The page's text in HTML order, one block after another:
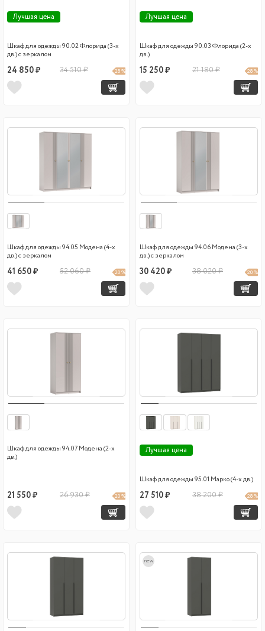
Лучшая цена
Шкаф для одежды 90.02 Флорида (3-х
дв.) с зеркалом
24 850 ₽ 34 510 ₽ 28 %
Лучшая цена
Шкаф для одежды 90.03 Флорида (2-х
дв.)
15 250 ₽ 21 180 ₽ 28 %
Шкаф для одежды 94.05 Модена (4-х
дв.) с зеркалом
41 650 ₽ 52 060 ₽ 20 %
Шкаф для одежды 94.06 Модена (3-х
дв.) с зеркалом
30 420 ₽ 38 020 ₽ 20 %
Шкаф для одежды 94.07 Модена (2-х
дв.)
21 550 ₽ 26 930 ₽ 20 %
Лучшая цена
Шкаф для одежды 95.01 Марко (4-х дв.)
27 510 ₽ 38 200 ₽ 28 %
new